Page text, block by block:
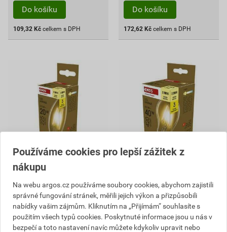
Do košíku
109,32 Kč celkem s DPH
Do košíku
172,62 Kč celkem s DPH
EMOS Z53012 LED VNT
CANDLE 2,5W(20W) 225lm
E14 WW+
57,48 Kč
50,82Kč
cena za ks s DPH
A60 4,5W(40W) 420lm E27
WW+
82,28 Kč
72,62Kč
cena za ks s DPH
Používáme cookies pro lepší zážitek z
nákupu
Na webu argos.cz používáme soubory cookies, abychom zajistili
správné fungování stránek, měřili jejich výkon a přizpůsobili
nabídky vašim zájmům. Kliknutím na „Přijímám“ souhlasíte s
použitím všech typů cookies. Poskytnuté informace jsou u nás v
bezpečí a toto nastavení navíc můžete kdykoliv upravit nebo